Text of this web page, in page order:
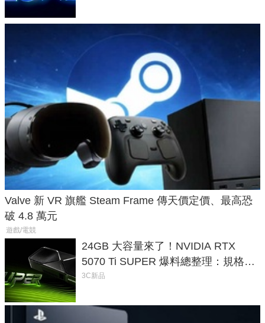
Valve 新 VR 旗艦 Steam Frame 傳天價定價、最高恐
破 4.8 萬元
遊戲/電競
24GB 大容量來了！NVIDIA RTX
5070 Ti SUPER 爆料總整理：規格、
功耗、上市時間
3C新品